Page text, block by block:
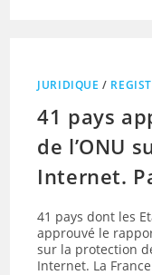
JURIDIQUE /
41 pays
de l’ONU
Internet.
41 pays dont les
approuvé le
sur la protection
Internet. La